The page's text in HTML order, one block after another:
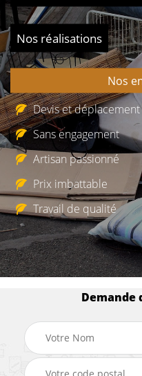
Nos réalisations
Nos
Devis et
Sans engagement
Artisan passionné
Prix imbattable
Travail de qualité
Demande